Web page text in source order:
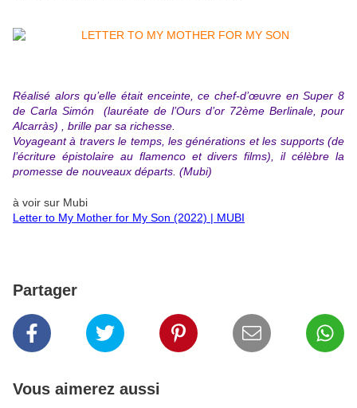
Réalisé alors qu’elle était enceinte, ce chef-d’œuvre en Super 8
de Carla Simón (lauréate de l’Ours d’or 72ème Berlinale, pour
Alcarràs)
, brille par sa richesse.
Voyageant à travers le temps, les générations et les supports (de
l’écriture épistolaire au flamenco et divers films), il célèbre la
promesse de nouveaux départs. (Mubi)
à voir sur Mubi
Letter to My Mother for My Son (2022) | MUBI
Partager
Vous aimerez aussi